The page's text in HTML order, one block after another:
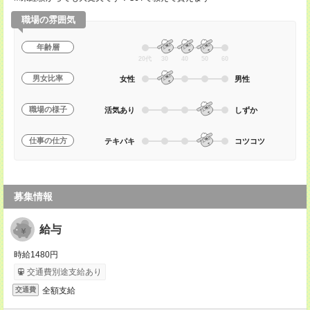
職場の雰囲気
年齢層
20代 30 40 50 60
男女比率 女性 男性
職場の様子 活気あり しずか
仕事の仕方 テキパキ コツコツ
募集情報
給与
時給1480円
交通費別途支給あり
交通費 全額支給